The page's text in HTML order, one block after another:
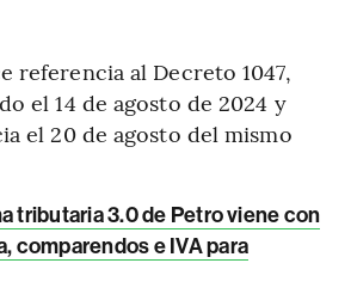
referencia al Decreto 1047,
el 14 de agosto de 2024 y
el 20 de agosto del mismo
tributaria 3.0 de Petro viene con
comparendos e IVA para